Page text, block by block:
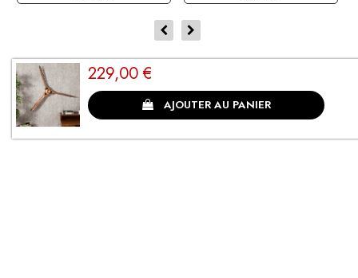
229,00 €
AJOUTER AU PANIER
CLIENTS SATISFAITS